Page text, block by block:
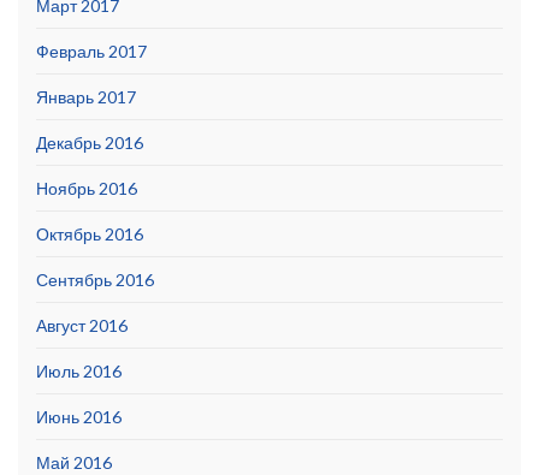
Март 2017
Февраль 2017
Январь 2017
Декабрь 2016
Ноябрь 2016
Октябрь 2016
Сентябрь 2016
Август 2016
Июль 2016
Июнь 2016
Май 2016